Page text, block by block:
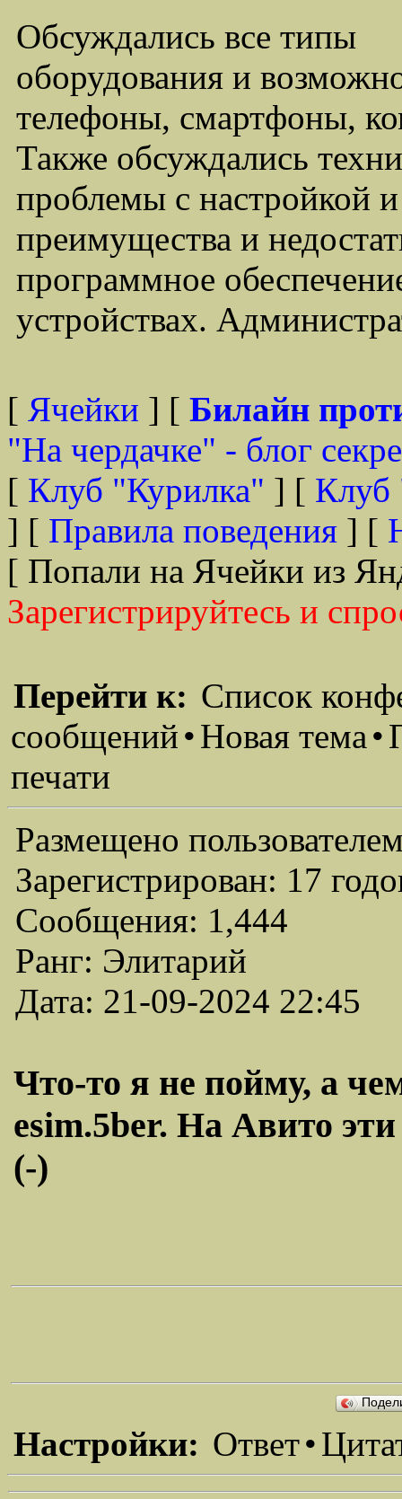
Обсуждались все типы
оборудования и
телефоны, смартфоны,
Также обсуждались
проблемы с настройкой
преимущества и
программное
устройствах.
[ Ячейки ] [ Билайн
"На чердачке" - блог
[ Клуб "Курилка" ] [ Клуб
] [ Правила поведения ] [
[ Попали на Ячейки из
Зарегистрируйтесь и
Перейти к: Список
сообщений•Новая тема•
печати
Размещено
Зарегистрирован: 17
Сообщения: 1,444
Ранг: Элитарий
Дата: 21-09-2024 22:45
Что-то я не пойму, а
esim.5ber. На Авито
(-)
Настройки: Ответ•